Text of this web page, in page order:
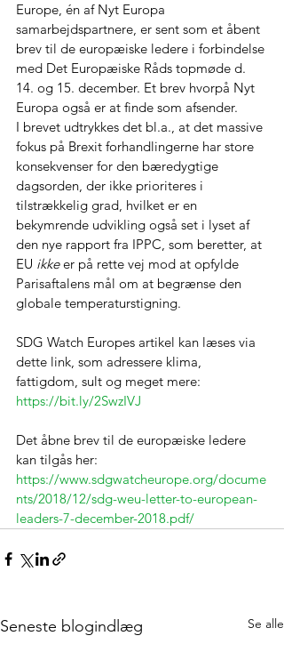
Europe, én af Nyt Europa
samarbejdspartnere, er sent som et åbent
brev til de europæiske ledere i forbindelse
med Det Europæiske Råds topmøde d.
14. og 15. december. Et brev hvorpå Nyt
Europa også er at finde som afsender.
I brevet udtrykkes det bl.a., at det massive
fokus på Brexit forhandlingerne har store
konsekvenser for den bæredygtige
dagsorden, der ikke prioriteres i
tilstrækkelig grad, hvilket er en
bekymrende udvikling også set i lyset af
den nye rapport fra IPPC, som beretter, at
EU ikke er på rette vej mod at opfylde
Parisaftalens mål om at begrænse den
globale temperaturstigning.
SDG Watch Europes artikel kan læses via
dette link, som adressere klima,
fattigdom, sult og meget mere:
https://bit.ly/2SwzIVJ
Det åbne brev til de europæiske ledere
kan tilgås her:
https://www.sdgwatcheurope.org/docume
nts/2018/12/sdg-weu-letter-to-european-
leaders-7-december-2018.pdf/
Seneste blogindlæg Se alle